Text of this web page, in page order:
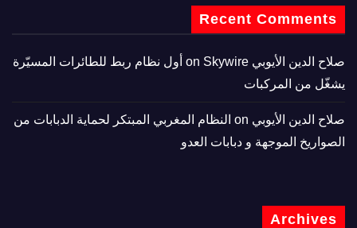
Recent Comments
صلاح الدين الأيوبي
Skywire أول نظام ربط للطائرات المسيّرة
يشغّل من المركبات
صلاح الدين الأيوبي
النظام المغربي المبتكر لحماية الدبابات من
الصواريخ الموجهة و دبابات العدو
Archives